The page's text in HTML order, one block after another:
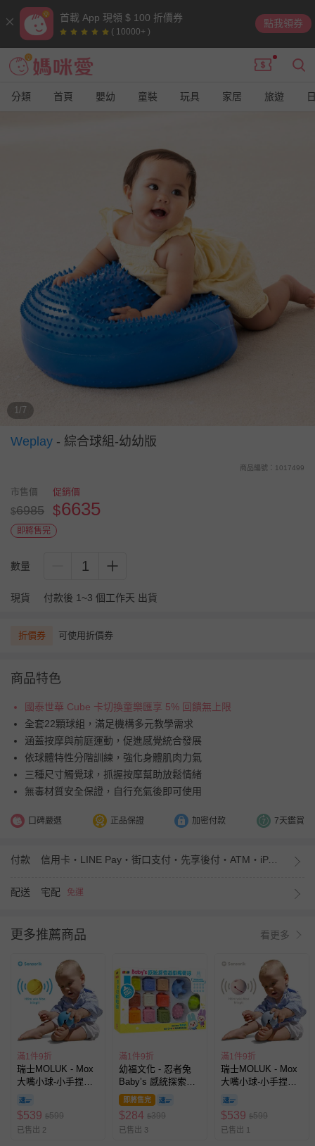
首載 App 現領 $ 100 折價券
( 10000+ )
點我領券
分類 首頁 嬰幼 童裝 玩具 家居 旅遊
1/7
Weplay - 綜合球組-幼幼版
商品編號：1017499
市售價
$6985
促銷價
$6635
即將售完
數量 1
現貨 付款後 1~3 個工作天 出貨
折價券 可使用折價券
商品特色
國泰世華 Cube 卡切換童樂匯享 5% 回饋無上限
全套22顆球組，滿足機構多元教學需求
涵蓋按摩與前庭運動，促進感覺統合發展
依球體特性分階訓練，強化身體肌肉力氣
三種尺寸觸覺球，抓握按摩幫助放鬆情緒
無毒材質安全保證，自行充氣後即可使用
口碑嚴選 正品保證 加密付款 7天鑑賞
付款 信用卡・LINE Pay・街口支付・先享後付・ATM・iPASS MONEY
配送 宅配 免運
更多推薦商品 看更多
滿1件9折
瑞士MOLUK - Mox
大嘴小球-小手捏捏
樂-3入組-彩虹
$539 $599
已售出 2
滿1件9折
幼福文化 - 忍者兔
Baby’s 感統探索遊
戲觸覺球【觸覺球
+數字軟積木】
即將售完
$284 $399
已售出 3
滿1件9折
瑞士MOLUK - Mox
大嘴小球-小手捏捏
樂-3入組-夢幻
$539 $599
已售出 1